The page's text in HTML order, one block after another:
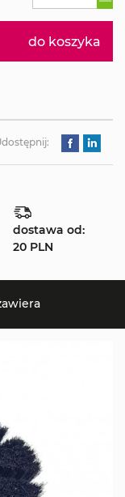
do koszyka
dostawa od:
20 PLN